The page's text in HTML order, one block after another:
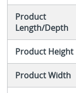
Product
Length/Depth
Product Height
Product Width